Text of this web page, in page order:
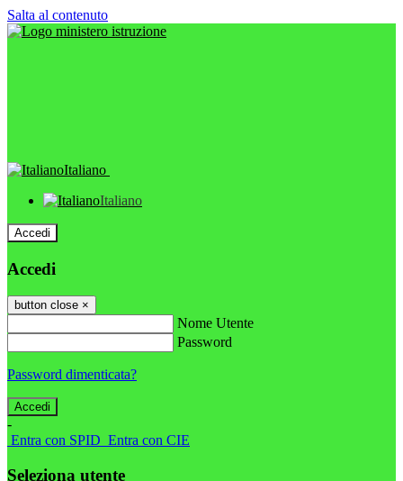
Salta al contenuto
Italiano
Italiano
Accedi
Accedi
button close ×
Nome Utente
Password
Password dimenticata?
-
Entra con SPID Entra con CIE
Seleziona utente